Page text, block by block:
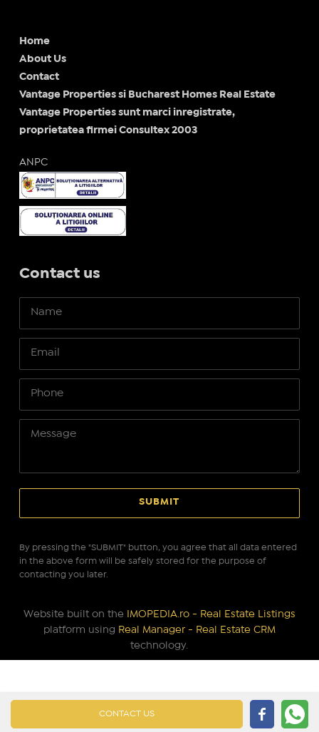
CONTACT US
Home
About Us
Contact
Vantage Properties si Bucharest Homes Real Estate
Vantage Properties sunt marci inregistrate,
proprietatea firmei Consultex 2003
ANPC
Contact us
By pressing the "SUBMIT" button, you agree that all data entered
in the above form will be safely stored for the purpose of
contacting you later.
Website built on the
IMOPEDIA.ro - Real Estate Listings
platform using Real Manager - Real Estate CRM
technology.